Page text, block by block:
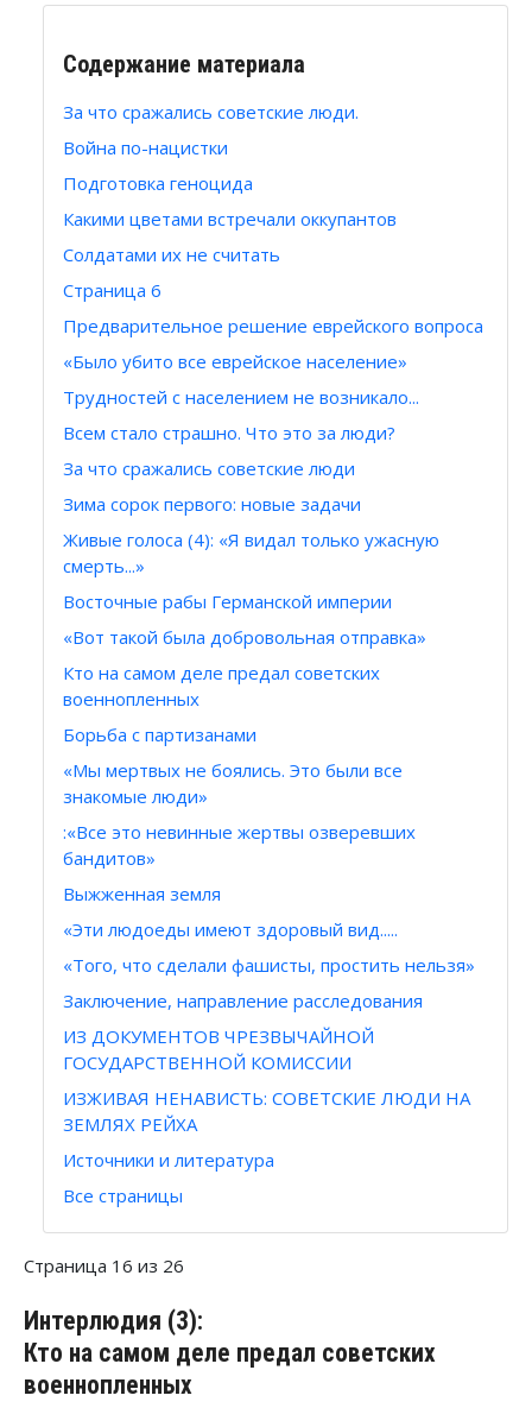
Содержание материала
За что сражались советские люди.
Война по-нацистки
Подготовка геноцида
Какими цветами встречали оккупантов
Солдатами их не считать
Страница 6
Предварительное решение еврейского вопроса
«Было убито все еврейское население»
Трудностей с населением не возникало...
Всем стало страшно. Что это за люди?
За что сражались советские люди
Зима сорок первого: новые задачи
Живые голоса (4): «Я видал только ужасную
смерть...»
Восточные рабы Германской империи
«Вот такой была добровольная отправка»
Кто на самом деле предал советских
военнопленных
Борьба с партизанами
«Мы мертвых не боялись. Это были все
знакомые люди»
:«Все это невинные жертвы озверевших
бандитов»
Выжженная земля
«Эти людоеды имеют здоровый вид.....
«Того, что сделали фашисты, простить нельзя»
Заключение, направление расследования
ИЗ ДОКУМЕНТОВ ЧРЕЗВЫЧАЙНОЙ
ГОСУДАРСТВЕННОЙ КОМИССИИ
ИЗЖИВАЯ НЕНАВИСТЬ: СОВЕТСКИЕ ЛЮДИ НА
ЗЕМЛЯХ РЕЙХА
Источники и литература
Все страницы
Страница 16 из 26
Интерлюдия (3):
Кто на самом деле предал советских
военнопленных